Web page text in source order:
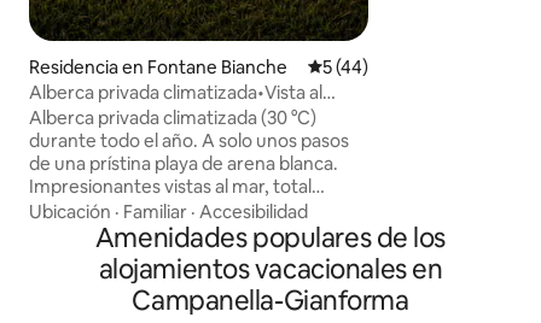
Residencia en Fontane Bianche Calificación promedio: 5 de
5 (44)
Alberca privada climatizada•Vista al
mar•A poca distancia a pie de la
playa•Shati
Alberca privada climatizada (30 °C)
durante todo el año. A solo unos pasos
de una prístina playa de arena blanca.
Impresionantes vistas al mar, total
privacidad y jardines tropicales. Diseño
exclusivo y lujo refinado. La base ideal
para explorar el este de Sicilia.
Arquitectura emblemática de C.
Calvagna. Sueño premium con
Ubicación · Familiar · Accesibilidad
Amenidades populares de los
alojamientos vacacionales en
Campanella-Gianforma